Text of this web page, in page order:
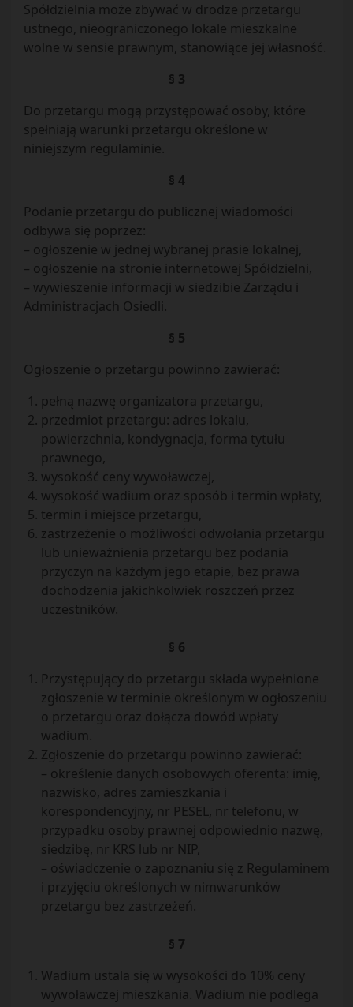
Spółdzielnia może zbywać w drodze przetargu
ustnego, nieograniczonego lokale mieszkalne
wolne w sensie prawnym, stanowiące jej własność.
§ 3
Do przetargu mogą przystępować osoby, które
spełniają warunki przetargu określone w
niniejszym regulaminie.
§ 4
Podanie przetargu do publicznej wiadomości
odbywa się poprzez:
– ogłoszenie w jednej wybranej prasie lokalnej,
– ogłoszenie na stronie internetowej Spółdzielni,
– wywieszenie informacji w siedzibie Zarządu i
Administracjach Osiedli.
§ 5
Ogłoszenie o przetargu powinno zawierać:
pełną nazwę organizatora przetargu,
przedmiot przetargu: adres lokalu,
powierzchnia, kondygnacja, forma tytułu
prawnego,
wysokość ceny wywoławczej,
wysokość wadium oraz sposób i termin wpłaty,
termin i miejsce przetargu,
zastrzeżenie o możliwości odwołania przetargu
lub unieważnienia przetargu bez podania
przyczyn na każdym jego etapie, bez prawa
dochodzenia jakichkolwiek roszczeń przez
uczestników.
§ 6
Przystępujący do przetargu składa wypełnione
zgłoszenie w terminie określonym w ogłoszeniu
o przetargu oraz dołącza dowód wpłaty
wadium.
Zgłoszenie do przetargu powinno zawierać:
– określenie danych osobowych oferenta: imię,
nazwisko, adres zamieszkania i
korespondencyjny, nr PESEL, nr telefonu, w
przypadku osoby prawnej odpowiednio nazwę,
siedzibę, nr KRS lub nr NIP,
– oświadczenie o zapoznaniu się z Regulaminem
i przyjęciu określonych w nimwarunków
przetargu bez zastrzeżeń.
§ 7
Wadium ustala się w wysokości do 10% ceny
wywoławczej mieszkania. Wadium nie podlega